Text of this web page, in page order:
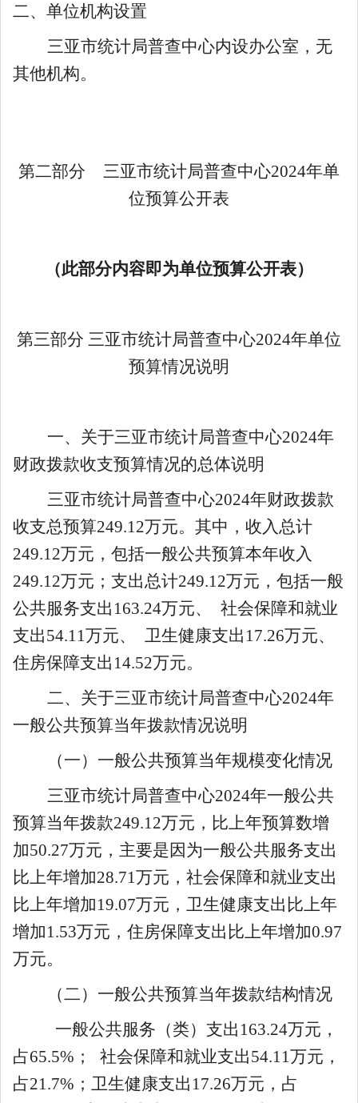
二、单位机构设置
三亚市统计局普查中心内设办公室，无
其他机构。
第二部分 三亚市统计局普查中心2024年单
位预算公开表
（此部分内容即为单位预算公开表）
第三部分 三亚市统计局普查中心2024年单位
预算情况说明
一、关于三亚市统计局普查中心2024年
财政拨款收支预算情况的总体说明
三亚市统计局普查中心2024年财政拨款
收支总预算249.12万元。其中，收入总计
249.12万元，包括一般公共预算本年收入
249.12万元；支出总计249.12万元，包括一般
公共服务支出 163.24万元、
社会保障和就业
支出54.11万元、 卫生健康支出 17.26万元、
住房保障支出 14.52万元。
二、关于三亚市统计局普查中心2024年
一般公共预算当年拨款情况说明
（一）一般公共预算当年规模变化情况
三亚市统计局普查中心2024年一般公共
预算当年拨款249.12万元，比上年预算数增
加50.27万元 ，主要是因为一般公共服务支出
比上年增加28.71万元，社会保障和就业支出
比上年增加19.07万元，卫生健康支出比上年
增加1.53万元，住房保障支出比上年增加0.97
万元。
（二）一般公共预算当年拨款结构情况
一般公共服务（类）支出 163.24万元，
占65.5%； 社会保障和就业支出54.11万元 ，
占21.7% ； 卫生健康支出 17.26万元 ，占